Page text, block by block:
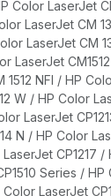
Color LaserJet
LaserJet CM
LaserJet CM
LaserJet
NFI / HP
W / HP Color
LaserJet
N / HP Color
CP1217
Series / HP
LaserJet